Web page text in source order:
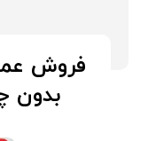
فروش
بدون